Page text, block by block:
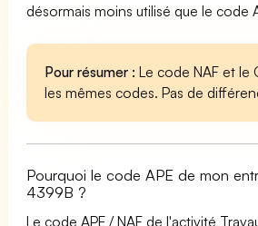
désormais moins utilisé que le code
Pour résumer : Le code NAF et le
les mêmes codes. Pas de
Pourquoi le code APE de mon
4399B ?
Le code APE / NAF de l'activité